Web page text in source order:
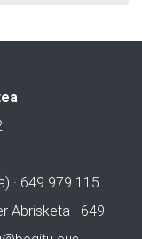
· 649 979 115
Abrisketa · 649